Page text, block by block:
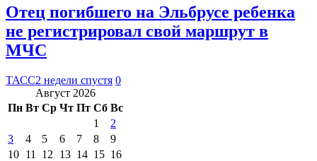
Отец погибшего на Эльбрусе ребенка
не регистрировал свой маршрут в
МЧС
ТАСС2 недели спустя 0
Август 2026
Пн Вт Ср Чт Пт Сб Вс
1
2
3
4 5 6 7 8
9
10 11 12 13 14 15 16